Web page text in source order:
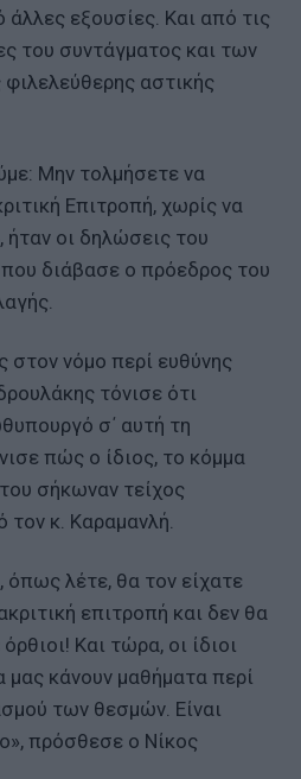
άλλες εξουσίες. Και από τις
του συντάγματος και των
αστικής
Μην τολμήσετε να
Επιτροπή, χωρίς να
οι δηλώσεις του
διάβασε ο πρόεδρος του
στον νόμο περί ευθύνης
τόνισε ότι
σ΄ αυτή τη
πώς ο ίδιος, το κόμμα
σήκωναν τείχος
κ. Καραμανλή.
όπως λέτε, θα τον είχατε
επιτροπή και δεν θα
Και τώρα, οι ίδιοι
μας κάνουν μαθήματα περί
των θεσμών. Είναι
πρόσθεσε ο Νίκος